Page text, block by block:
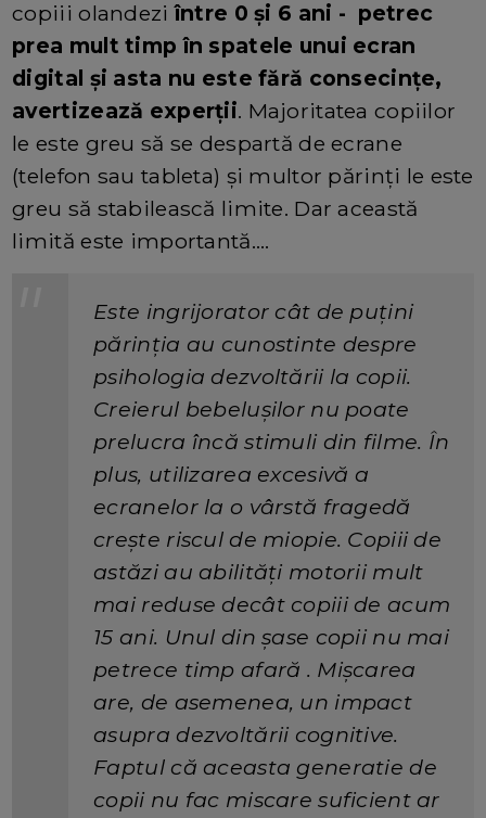
copiii olandezi între 0 și 6 ani - petrec
prea mult timp în spatele unui ecran
digital și asta nu este fără consecințe,
avertizează experții. Majoritatea copiilor
le este greu să se despartă de ecrane
(telefon sau tableta) și multor părinți le este
greu să stabilească limite. Dar această
limită este importantă....
Este ingrijorator cât de puțini
părinția au cunostinte despre
psihologia dezvoltării la copii.
Creierul bebelușilor nu poate
prelucra încă stimuli din filme. În
plus, utilizarea excesivă a
ecranelor la o vârstă fragedă
crește riscul de miopie. Copiii de
astăzi au abilități motorii mult
mai reduse decât copiii de acum
15 ani. Unul din șase copii nu mai
petrece timp afară . Mișcarea
are, de asemenea, un impact
asupra dezvoltării cognitive.
Faptul că aceasta generatie de
copii nu fac miscare suficient ar